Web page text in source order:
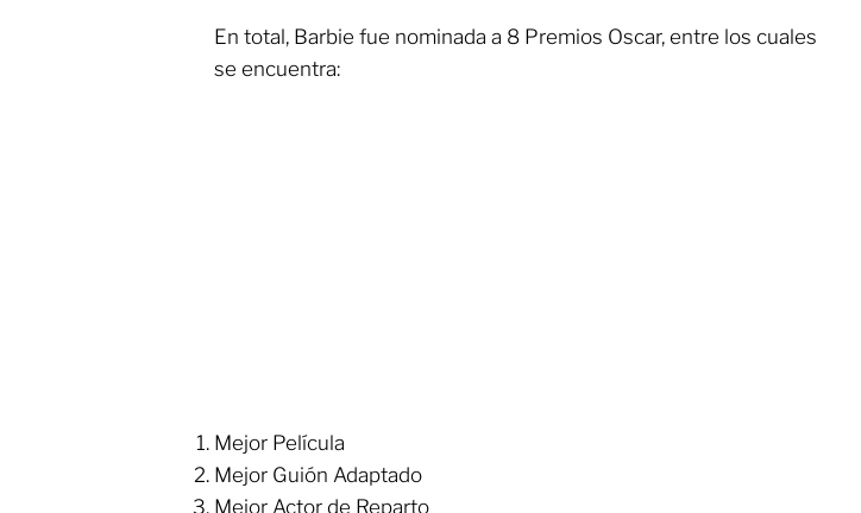
En total, Barbie fue nominada a 8 Premios Oscar, entre los cuales
se encuentra:
Mejor Película
Mejor Guión Adaptado
Mejor Actor de Reparto